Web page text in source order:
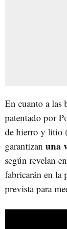
En cuanto a las
patentado por
de hierro y litio
garantizan una
según revelan en
fabricarán en la
prevista para